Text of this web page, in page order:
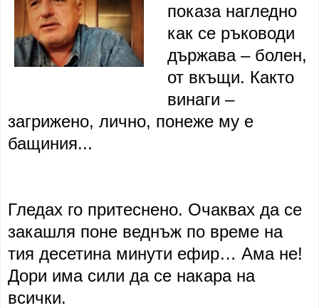
показа нагледно
как се ръководи
държава – болен,
от вкъщи. Както
винаги –
загрижено, лично, понеже му е
бащиния...
Гледах го притеснено. Очаквах да се
закашля поне веднъж по време на
тия десетина минути ефир… Ама не!
Дори има сили да се накара на
всички.